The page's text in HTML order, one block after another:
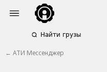
Найти грузы
← АТИ Мессенджер